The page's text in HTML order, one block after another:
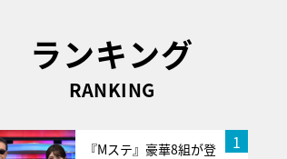
ランキング
RANKING
1
『Mステ』豪華8組が登